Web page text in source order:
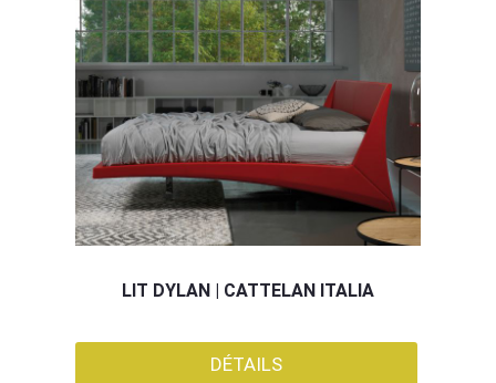
LIT DYLAN | CATTELAN ITALIA
DÉTAILS